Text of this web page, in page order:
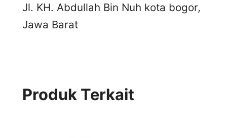
Jl. KH. Abdullah Bin Nuh kota bogor,
Jawa Barat
Produk Terkait